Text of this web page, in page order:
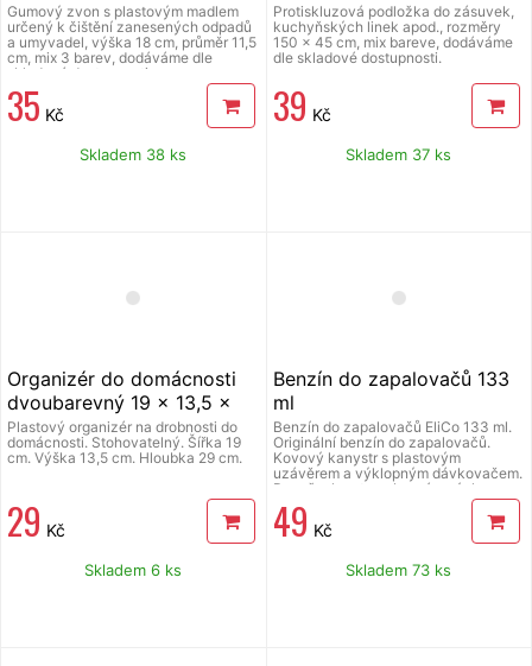
Gumový zvon s plastovým madlem
určený k čištění zanesených odpadů
a umyvadel, výška 18 cm, průměr 11,5
cm, mix 3 barev, dodáváme dle
skladové dostupnosti.
35 Kč
Skladem 38 ks
Protiskluzová podložka do zásuvek,
kuchyňských linek apod., rozměry
150 x 45 cm, mix bareve, dodáváme
dle skladové dostupnosti.
39 Kč
Skladem 37 ks
Organizér do domácnosti
dvoubarevný 19 x 13,5 x
29 cm
Plastový organizér na drobnosti do
domácnosti. Stohovatelný. Šířka 19
cm. Výška 13,5 cm. Hloubka 29 cm.
29 Kč
Skladem 6 ks
Benzín do zapalovačů 133
ml
Benzín do zapalovačů EliCo 133 ml.
Originální benzín do zapalovačů.
Kovový kanystr s plastovým
uzávěrem a výklopným dávkovačem.
Pro všechny typy benzínových
zapalovačů. Díky speciálnímu složení
směsi vzniká při hoření minimální
zápach a hoření je čisté.
49 Kč
Skladem 73 ks